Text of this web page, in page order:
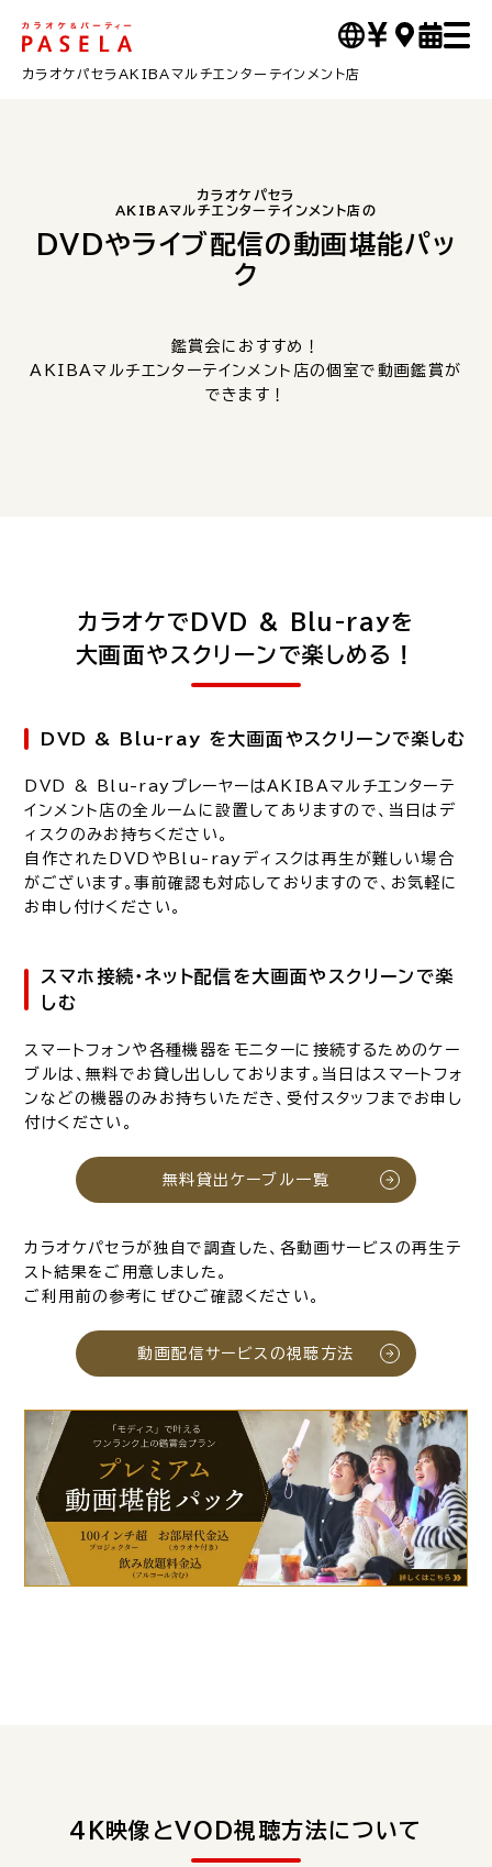
カラオケパセラAKIBAマルチエンターテインメント店
カラオケパセラ
AKIBAマルチエンターテインメント店の
DVDやライブ配信の動画堪能パッ
ク
鑑賞会におすすめ！
AKIBAマルチエンターテインメント店の個室で動画鑑賞が
できます！
カラオケでDVD & Blu-rayを
大画面やスクリーンで楽しめる！
DVD & Blu-ray を大画面やスクリーンで楽しむ
DVD & Blu-rayプレーヤーはAKIBAマルチエンターテ
インメント店の全ルームに設置してありますので、当日はデ
ィスクのみお持ちください。
自作されたDVDやBlu-rayディスクは再生が難しい場合
がございます。事前確認も対応しておりますので、お気軽に
お申し付けください。
スマホ接続・ネット配信を大画面やスクリーンで楽
しむ
スマートフォンや各種機器をモニターに接続するためのケー
ブルは、無料でお貸し出ししております。当日はスマートフォ
ンなどの機器のみお持ちいただき、受付スタッフまでお申し
付けください。
無料貸出ケーブル一覧
カラオケパセラが独自で調査した、各動画サービスの再生テ
スト結果をご用意しました。
ご利用前の参考にぜひご確認ください。
動画配信サービスの視聴方法
4K映像とVOD視聴方法について